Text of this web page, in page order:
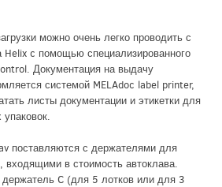
можно очень легко проводить с
c помощью специализированного
Документация на выдачу
системой MELAdoc label printer,
листы документации и этикетки для
поставляются с держателями для
входящими в стоимость автоклава.
C (для 5 лотков или для 3